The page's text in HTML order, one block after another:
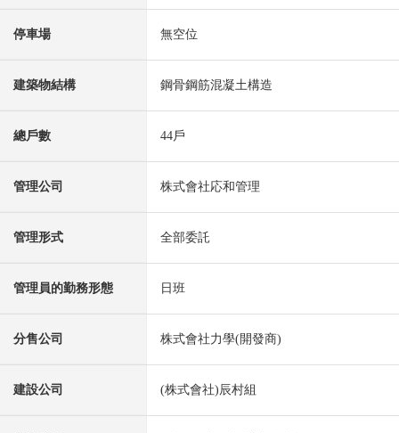
停車場 無空位
建築物結構 鋼骨鋼筋混凝土構造
總戶數 44戶
管理公司 株式會社応和管理
管理形式 全部委託
管理員的勤務形態 日班
分售公司 株式會社力學(開發商)
建設公司 (株式會社)辰村組